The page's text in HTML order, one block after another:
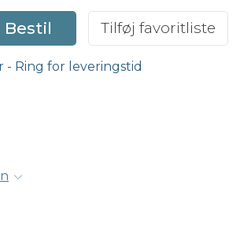
Bestil Tilføj favoritliste
- Ring for leveringstid